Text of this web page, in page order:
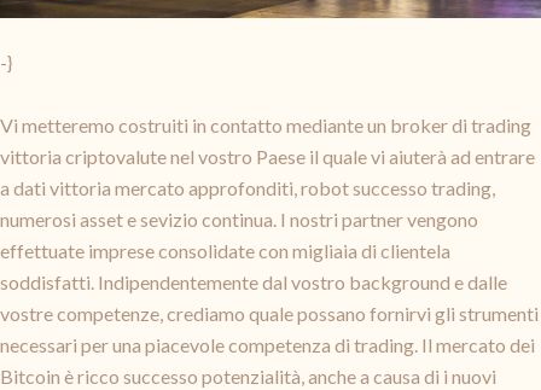
-}
Vi metteremo costruiti in contatto mediante un broker di trading
vittoria criptovalute nel vostro Paese il quale vi aiuterà ad entrare
a dati vittoria mercato approfonditi, robot successo trading,
numerosi asset e sevizio continua. I nostri partner vengono
effettuate imprese consolidate con migliaia di clientela
soddisfatti. Indipendentemente dal vostro background e dalle
vostre competenze, crediamo quale possano fornirvi gli strumenti
necessari per una piacevole competenza di trading. Il mercato dei
Bitcoin è ricco successo potenzialità, anche a causa di i nuovi